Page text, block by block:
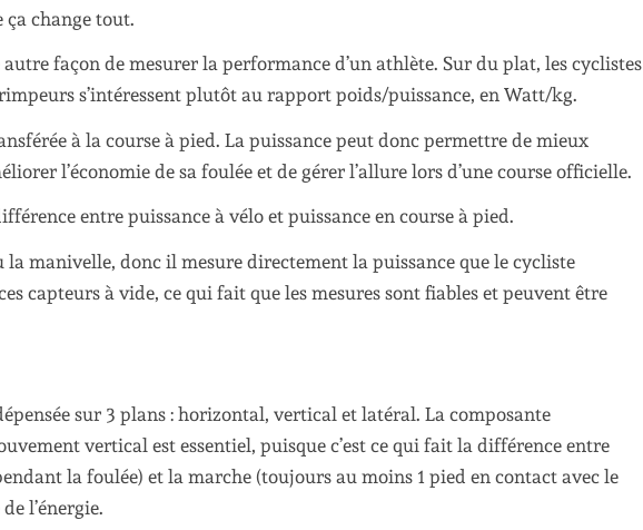
ça change tout.
façon de mesurer la performance d’un athlète. Sur du plat, les cyclistes
s’intéressent plutôt au rapport poids/puissance, en Watt/kg.
à la course à pied. La puissance peut donc permettre de mieux
l’économie de sa foulée et de gérer l’allure lors d’une course officielle.
entre puissance à vélo et puissance en course à pied.
la manivelle, donc il mesure directement la puissance que le cycliste
capteurs à vide, ce qui fait que les mesures sont fiables et peuvent être
sur 3 plans : horizontal, vertical et latéral. La composante
vertical est essentiel, puisque c’est ce qui fait la différence entre
la foulée) et la marche (toujours au moins 1 pied en contact avec le
l’énergie.